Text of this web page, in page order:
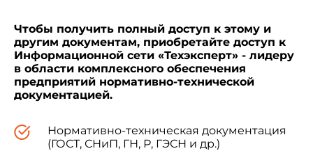
Чтобы получить полный доступ к этому и
другим документам, приобретайте доступ к
Информационной сети «Техэксперт» - лидеру
в области комплексного обеспечения
предприятий нормативно-технической
документацией.
Нормативно-техническая документация
(ГОСТ, СНиП, ГН, Р, ГЭСН и др.)